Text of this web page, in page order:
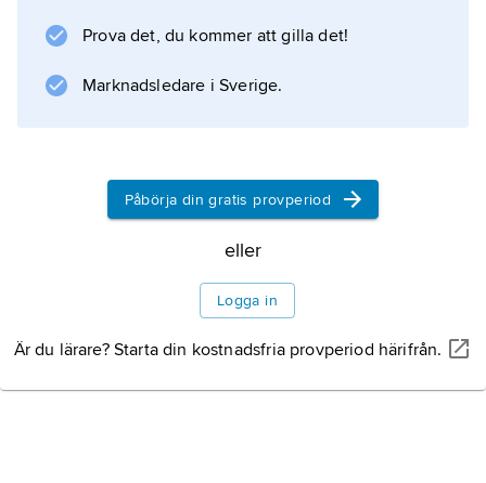
vätskeskikt närmast dem en lika stor laddning
av motsatt tecken. Laddningsseparationen kan
orsakas av att exempelvis negativt laddade
Information om artikeln
Prova det, du kommer att gilla det!
Marknadsledare i Sverige.
Påbörja din gratis provperiod
eller
Logga in
Är du lärare? Starta din kostnadsfria provperiod härifrån.